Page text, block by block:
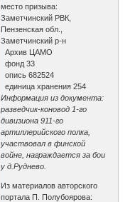
место призыва:
Заметчинский РВК,
Пензенская обл.,
Заметчинский р-н
Архив ЦАМО
фонд 33
опись 682524
единица хранения 254
Информация из документа:
разведчик-коновод 1-го
дивизиона 911-го
артиллерийского полка,
участвовал в финской
войне, награждается за бои
у д.Руднево.
Из материалов авторского
портала П. Полубоярова: